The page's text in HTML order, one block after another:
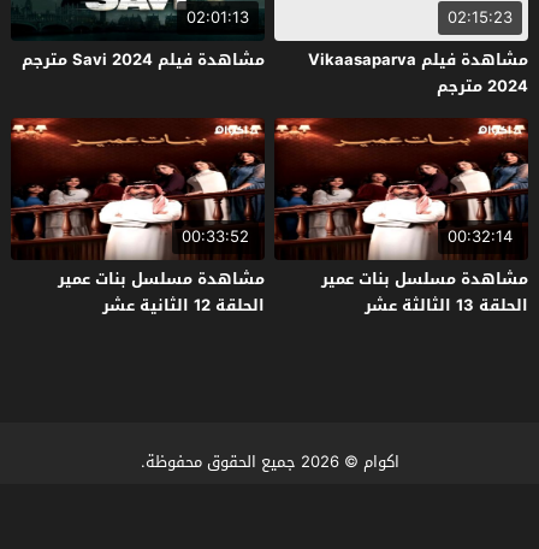
02:15:23
مشاهدة فيلم Vikaasaparva
2024 مترجم
02:01:13
مشاهدة فيلم Savi 2024 مترجم
00:32:14
مشاهدة مسلسل بنات عمير
الحلقة 13 الثالثة عشر
00:33:52
مشاهدة مسلسل بنات عمير
الحلقة 12 الثانية عشر
اكوام © 2026 جميع الحقوق محفوظة.